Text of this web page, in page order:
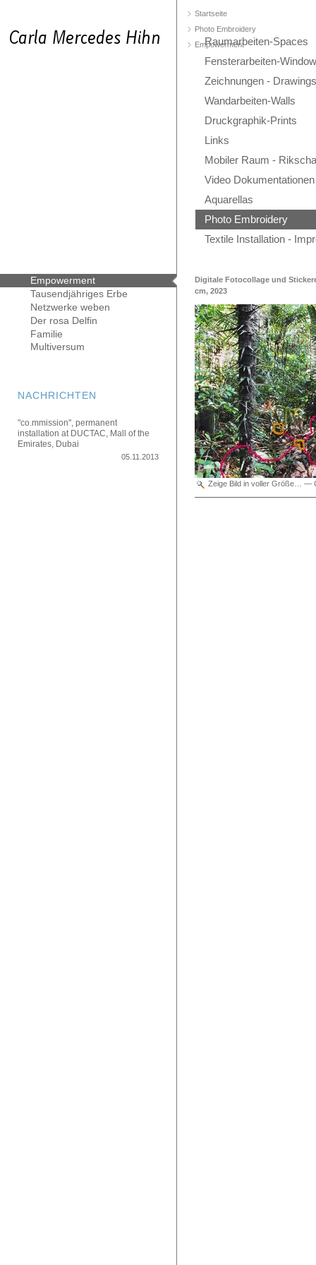
Raumarbeiten-Spaces
Fensterarbeiten-
Zeichnungen - Drawings
Wandarbeiten-Walls
Druckgraphik-Prints
Links
Mobiler Raum -
Video Dokumentationen
Aquarellas
Photo Embroidery
Textile Installation -
Startseite
Photo Embroidery
Empowerment
Empowerment
Tausendjähriges Erbe
Netzwerke weben
Der rosa Delfin
Familie
Multiversum
Digitale Fotocollage und
cm, 2023
Zeige Bild in voller Größe… —
NACHRICHTEN
"co.mmission", permanent
installation at DUCTAC, Mall of the
Emirates, Dubai
05.11.2013